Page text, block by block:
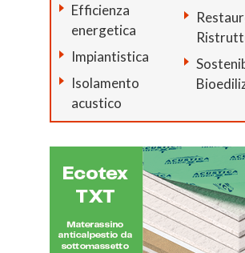
Efficienza
energetica
Impiantistica
Isolamento
acustico